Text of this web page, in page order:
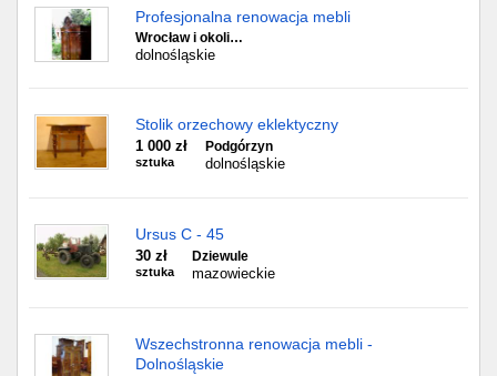
Profesjonalna renowacja mebli
Wrocław i okoli…
dolnośląskie
Stolik orzechowy eklektyczny
1 000 zł
sztuka
Podgórzyn
dolnośląskie
Ursus C - 45
30 zł
sztuka
Dziewule
mazowieckie
Wszechstronna renowacja mebli -
Dolnośląskie